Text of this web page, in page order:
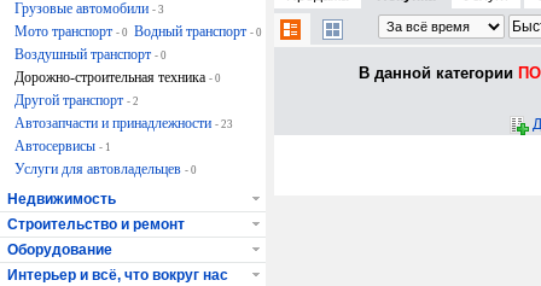
В данной категории
Грузовые автомобили - 3
Мото транспорт - 0 Водный транспорт - 0
Воздушный транспорт - 0
Дорожно-строительная техника - 0
Другой транспорт - 2
Автозапчасти и принадлежности - 23
Автосервисы - 1
Услуги для автовладельцев - 0
Недвижимость
Строительство и ремонт
Оборудование
Интерьер и всё, что вокруг нас